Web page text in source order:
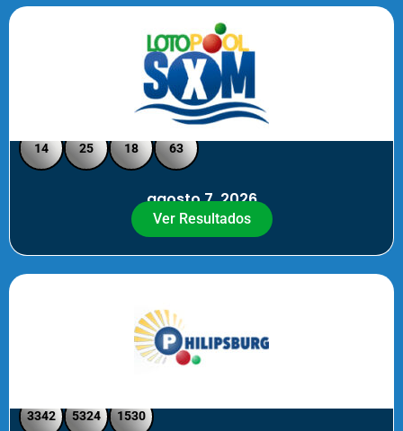
Loto Pool SXM Noche
14 25 18 63
agosto 7, 2026
Ver Resultados
3342 5324 1530